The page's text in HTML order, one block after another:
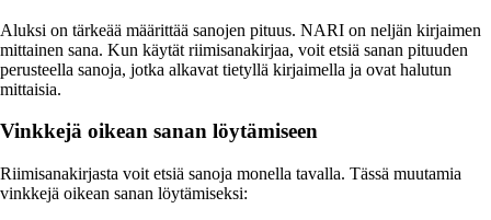
Aluksi on tärkeää määrittää sanojen pituus. NARI on neljän kirjaimen
mittainen sana. Kun käytät riimisanakirjaa, voit etsiä sanan pituuden
perusteella sanoja, jotka alkavat tietyllä kirjaimella ja ovat halutun
mittaisia.
Vinkkejä oikean sanan löytämiseen
Riimisanakirjasta voit etsiä sanoja monella tavalla. Tässä muutamia
vinkkejä oikean sanan löytämiseksi: